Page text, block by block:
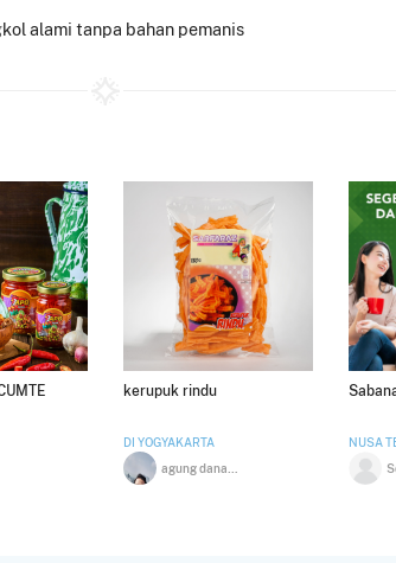
alami tanpa bahan pemanis
kerupuk rindu
DI YOGYAKARTA
NUSA